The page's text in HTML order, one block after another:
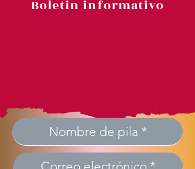
Boletin informativo